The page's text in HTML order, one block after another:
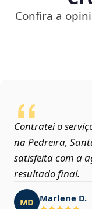
Confira a
Contratei o
na Pedreira,
satisfeita com a
resultado final.
MD Marlene D.